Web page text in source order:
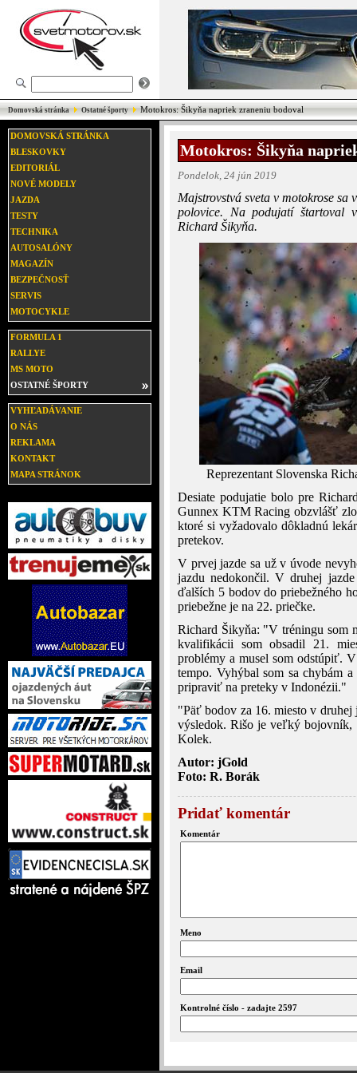
Domovská stránka Ostatné športy Motokros: Šikyňa napriek zraneniu bodoval
DOMOVSKÁ STRÁNKA
BLESKOVKY
EDITORIÁL
NOVÉ MODELY
JAZDA
TESTY
TECHNIKA
AUTOSALÓNY
MAGAZÍN
BEZPEČNOSŤ
SERVIS
MOTOCYKLE
FORMULA 1
RALLYE
MS MOTO
OSTATNÉ ŠPORTY
VYHĽADÁVANIE
O NÁS
REKLAMA
KONTAKT
MAPA STRÁNOK
Motokros: Šikyňa
Pondelok, 24 jún 2019
Majstrovstvá sveta v motokrose
polovice. Na podujatí štartoval
Richard Šikyňa.
Reprezentant Slovenska
Desiate podujatie bolo pre
Gunnex KTM Racing obzvlášť
ktoré si vyžadovalo dôkladnú
pretekov.
V prvej jazde sa už v úvode
jazdu nedokončil. V druhej
ďalších 5 bodov do priebežného
priebežne je na 22. priečke.
Richard Šikyňa: "V tréningu som
kvalifikácii som obsadil 21.
problémy a musel som odstúpiť.
tempo. Vyhýbal som sa chybám
pripraviť na preteky v Indonézii."
"Päť bodov za 16. miesto v
výsledok. Rišo je veľký bojovník,
Kolek.
Autor: jGold
Foto: R. Borák
Pridať komentár
Komentár
Meno
Email
Kontrolné číslo - zadajte 2597